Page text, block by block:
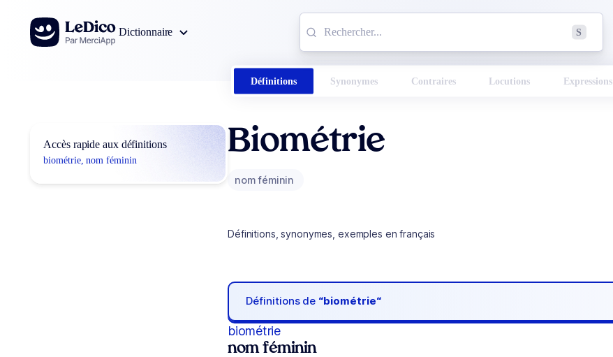
Aller au contenu
Dictionnaire
S
Définitions Synonymes Contraires Locutions Expressions
Accès rapide aux définitions
biométrie, nom féminin
Biométrie
nom féminin
Définitions, synonymes, exemples en français
Définitions de “biométrie“
biométrie
nom féminin